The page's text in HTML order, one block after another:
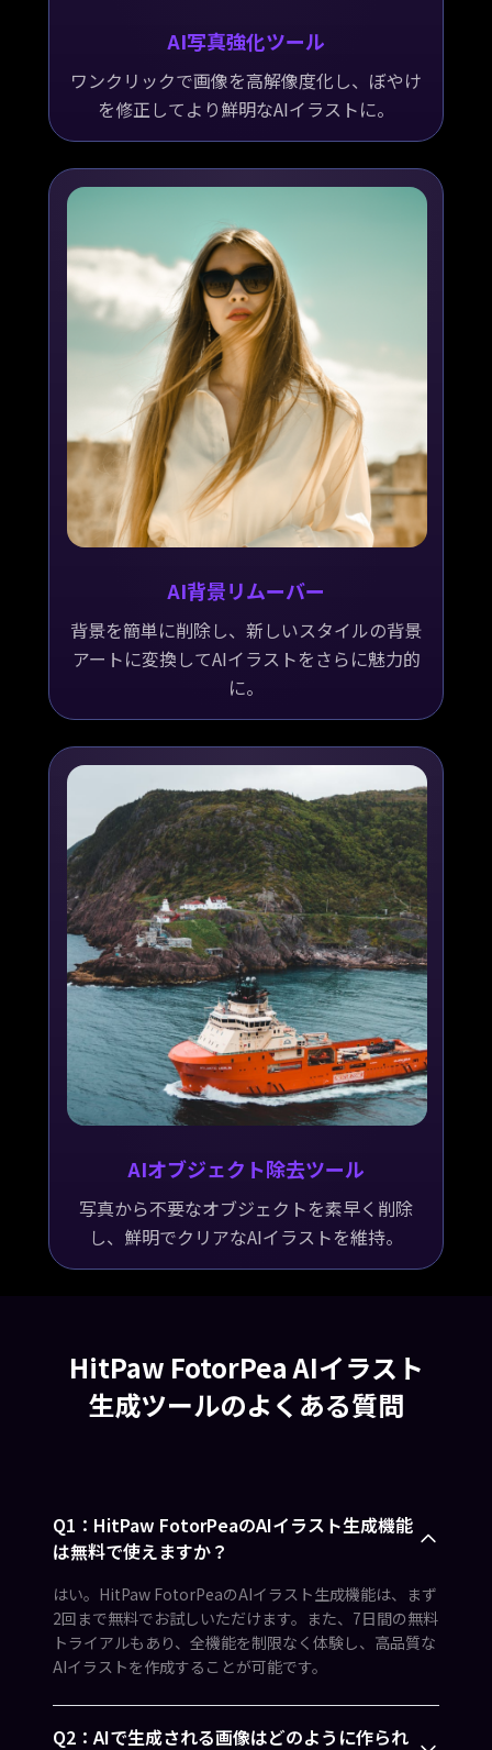
AI写真強化ツール
ワンクリックで画像を高解像度化し、ぼやけ
を修正してより鮮明なAIイラストに。
AI背景リムーバー
背景を簡単に削除し、新しいスタイルの背景
アートに変換してAIイラストをさらに魅力的
に。
AIオブジェクト除去ツール
写真から不要なオブジェクトを素早く削除
し、鮮明でクリアなAIイラストを維持。
HitPaw FotorPea AIイラスト
生成ツールのよくある質問
Q1：HitPaw FotorPeaのAIイラスト生成機能
は無料で使えますか？
はい。HitPaw FotorPeaのAIイラスト生成機能は、まず
2回まで無料でお試しいただけます。また、7日間の無料
トライアルもあり、全機能を制限なく体験し、高品質な
AIイラストを作成することが可能です。
Q2：AIで生成される画像はどのように作られ